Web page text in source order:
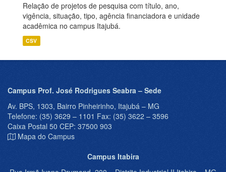
Relação de projetos de pesquisa com título, ano,
vigência, situação, tipo, agência financiadora e unidade
acadêmica no campus Itajubá.
CSV
Campus Prof. José Rodrigues Seabra – Sede
Av. BPS, 1303, Bairro Pinheirinho, Itajubá – MG
Telefone: (35) 3629 – 1101 Fax: (35) 3622 – 3596
Caixa Postal 50 CEP: 37500 903
Mapa do Campus
Campus Itabira